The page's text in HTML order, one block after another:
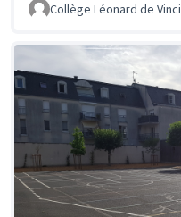
Collège Léonard de Vinci